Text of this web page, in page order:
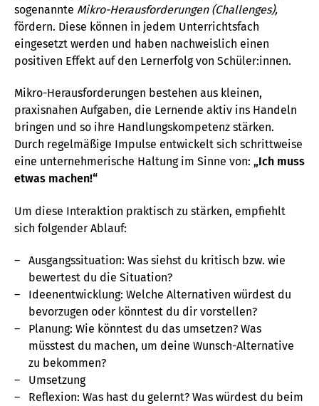
sogenannte Mikro-Herausforderungen (Challenges),
fördern. Diese können in jedem Unterrichtsfach
eingesetzt werden und haben nachweislich einen
positiven Effekt auf den Lernerfolg von Schüler:innen.
Mikro-Herausforderungen bestehen aus kleinen,
praxisnahen Aufgaben, die Lernende aktiv ins Handeln
bringen und so ihre Handlungskompetenz stärken.
Durch regelmäßige Impulse entwickelt sich schrittweise
eine unternehmerische Haltung im Sinne von: „Ich muss
etwas machen!“
Um diese Interaktion praktisch zu stärken, empfiehlt
sich folgender Ablauf:
Ausgangssituation: Was siehst du kritisch bzw. wie
bewertest du die Situation?
Ideenentwicklung: Welche Alternativen würdest du
bevorzugen oder könntest du dir vorstellen?
Planung: Wie könntest du das umsetzen? Was
müsstest du machen, um deine Wunsch-Alternative
zu bekommen?
Umsetzung
Reflexion: Was hast du gelernt? Was würdest du beim